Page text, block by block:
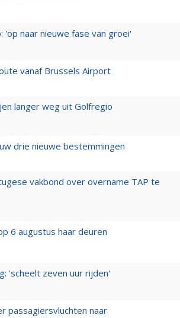
'op naar nieuwe fase van groei'
vanaf Brussels Airport
langer weg uit Golfregio
drie nieuwe bestemmingen
vakbond over overname TAP te
6 augustus haar deuren
'scheelt zeven uur rijden'
passagiersvluchten naar